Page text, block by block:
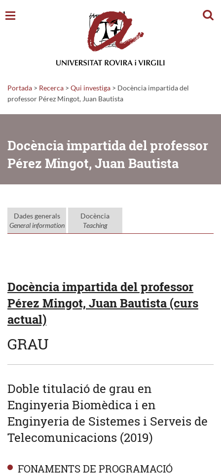
Portada > Recerca > Qui investiga > Docència impartida del
professor Pérez Mingot, Juan Bautista
Docència impartida del professor
Pérez Mingot, Juan Bautista
Dades generals
General information
Docència
Teaching
Docència impartida del professor
Pérez Mingot, Juan Bautista (curs
actual)
GRAU
Doble titulació de grau en
Enginyeria Biomèdica i en
Enginyeria de Sistemes i Serveis de
Telecomunicacions (2019)
FONAMENTS DE PROGRAMACIÓ